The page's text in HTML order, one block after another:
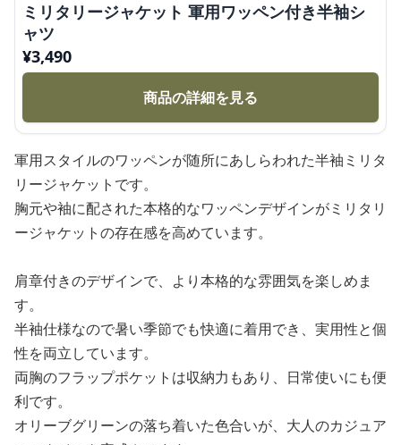
ミリタリージャケット 軍用ワッペン付き半袖シ
ャツ
¥3,490
商品の詳細を見る
軍用スタイルのワッペンが随所にあしらわれた半袖ミリタ
リージャケットです。
胸元や袖に配された本格的なワッペンデザインがミリタリ
ージャケットの存在感を高めています。
肩章付きのデザインで、より本格的な雰囲気を楽しめま
す。
半袖仕様なので暑い季節でも快適に着用でき、実用性と個
性を両立しています。
両胸のフラップポケットは収納力もあり、日常使いにも便
利です。
オリーブグリーンの落ち着いた色合いが、大人のカジュア